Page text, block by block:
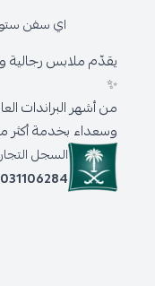
اي سفن
يقدّم ملابس رجالية
✨
من أشهر البراندات
وسعداء بخدمة أكثر من 300,000 عميل حول
السجل